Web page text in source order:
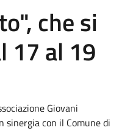
che si
17 al 19
Giovani
sinergia con il Comune di